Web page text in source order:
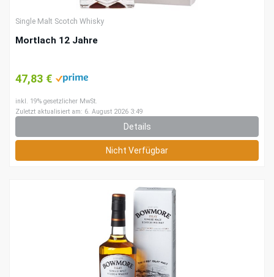
Single Malt Scotch Whisky
Mortlach 12 Jahre
47,83 €
inkl. 19% gesetzlicher MwSt.
Zuletzt aktualisiert am: 6. August 2026 3:49
Details
Nicht Verfügbar